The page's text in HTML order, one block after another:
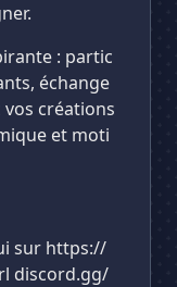
: partic
échange
créations
et moti
sur https://
discord.gg/